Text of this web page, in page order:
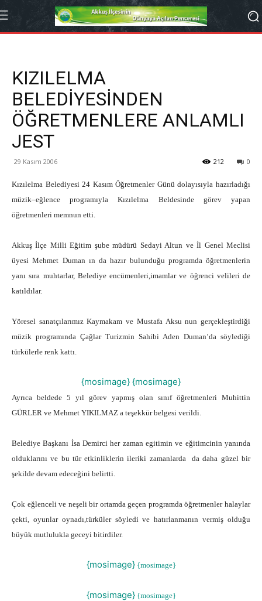
KIZILELMA
BELEDİYESİNDEN
ÖĞRETMENLERE ANLAMLI
JEST
29 Kasım 2006 0
212
Kızılelma Belediyesi 24 Kasım Öğretmenler Günü dolayısıyla hazırladığı
müzik–eğlence programıyla Kızılelma Beldesinde görev yapan
öğretmenleri memnun etti.
Akkuş İlçe Milli Eğitim şube müdürü Sedayi Altun ve İl Genel Meclisi
üyesi Mehmet Duman ın da hazır bulunduğu programda öğretmenlerin
yanı sıra muhtarlar, Belediye encümenleri,imamlar ve öğrenci velileri de
katıldılar.
Yöresel sanatçılarımız Kaymakam ve Mustafa Aksu nun gerçekleştirdiği
müzik programında Çağlar Turizmin Sahibi Aden Duman’da söylediği
türkülerle renk kattı.
{mosimage} {mosimage}
Ayrıca beldede 5 yıl görev yapmış olan sınıf öğretmenleri Muhittin
GÜRLER ve Mehmet YIKILMAZ a teşekkür belgesi verildi.
Belediye Başkanı İsa Demirci her zaman egitimin ve eğitimcinin yanında
olduklarını ve bu tür etkinliklerin ileriki zamanlarda da daha güzel bir
şekilde devam edeceğini belirtti.
Çok eğlenceli ve neşeli bir ortamda geçen programda öğretmenler halaylar
çekti, oyunlar oynadı,türküler söyledi ve hatırlanmanın vermiş olduğu
büyük mutlulukla geceyi bitirdiler.
{mosimage} {mosimage}
{mosimage} {mosimage}